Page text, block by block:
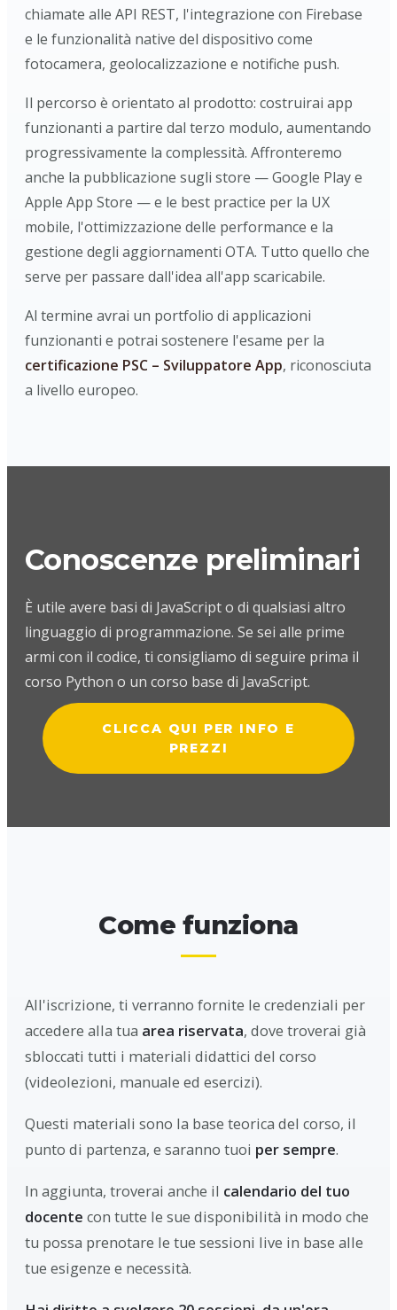
chiamate alle API REST, l'integrazione con Firebase
e le funzionalità native del dispositivo come
fotocamera, geolocalizzazione e notifiche push.
Il percorso è orientato al prodotto: costruirai app
funzionanti a partire dal terzo modulo, aumentando
progressivamente la complessità. Affronteremo
anche la pubblicazione sugli store — Google Play e
Apple App Store — e le best practice per la UX
mobile, l'ottimizzazione delle performance e la
gestione degli aggiornamenti OTA. Tutto quello che
serve per passare dall'idea all'app scaricabile.
Al termine avrai un portfolio di applicazioni
funzionanti e potrai sostenere l'esame per la
certificazione PSC – Sviluppatore App, riconosciuta
a livello europeo.
Conoscenze preliminari
È utile avere basi di JavaScript o di qualsiasi altro
linguaggio di programmazione. Se sei alle prime
armi con il codice, ti consigliamo di seguire prima il
corso Python o un corso base di JavaScript.
CLICCA QUI PER INFO E
PREZZI
Come funziona
All'iscrizione, ti verranno fornite le credenziali per
accedere alla tua area riservata, dove troverai già
sbloccati tutti i materiali didattici del corso
(videolezioni, manuale ed esercizi).
Questi materiali sono la base teorica del corso, il
punto di partenza, e saranno tuoi per sempre.
In aggiunta, troverai anche il calendario del tuo
docente con tutte le sue disponibilità in modo che
tu possa prenotare le tue sessioni live in base alle
tue esigenze e necessità.